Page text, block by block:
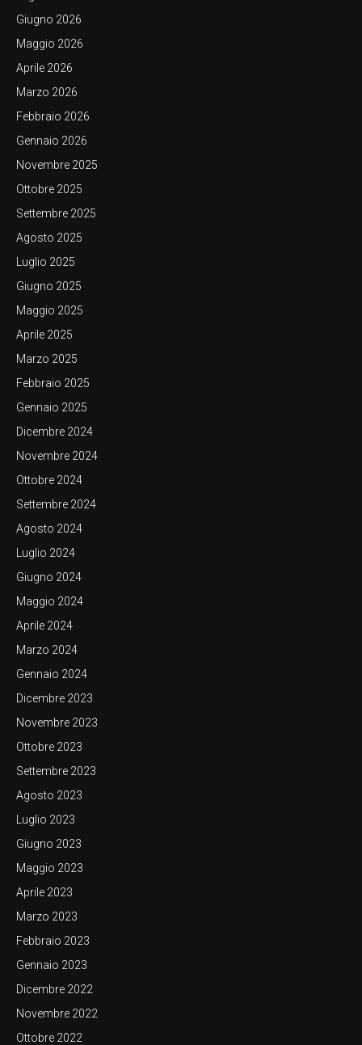
Giugno 2026
Maggio 2026
Aprile 2026
Marzo 2026
Febbraio 2026
Gennaio 2026
Novembre 2025
Ottobre 2025
Settembre 2025
Agosto 2025
Luglio 2025
Giugno 2025
Maggio 2025
Aprile 2025
Marzo 2025
Febbraio 2025
Gennaio 2025
Dicembre 2024
Novembre 2024
Ottobre 2024
Settembre 2024
Agosto 2024
Luglio 2024
Giugno 2024
Maggio 2024
Aprile 2024
Marzo 2024
Gennaio 2024
Dicembre 2023
Novembre 2023
Ottobre 2023
Settembre 2023
Agosto 2023
Luglio 2023
Giugno 2023
Maggio 2023
Aprile 2023
Marzo 2023
Febbraio 2023
Gennaio 2023
Dicembre 2022
Novembre 2022
Ottobre 2022